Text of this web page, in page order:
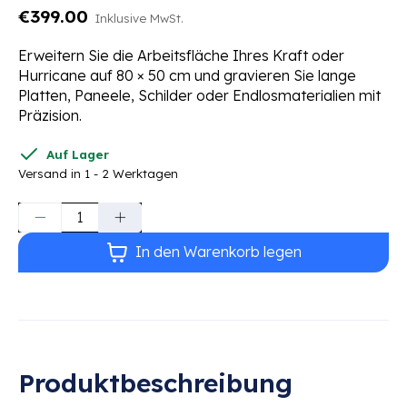
€399.00 Inklusive MwSt.
Erweitern Sie die Arbeitsfläche Ihres Kraft oder
Hurricane auf 80 × 50 cm und gravieren Sie lange
Platten, Paneele, Schilder oder Endlosmaterialien mit
Präzision.
Auf Lager
Versand in 1 - 2 Werktagen
Menge:
In den Warenkorb legen
Produktbeschreibung